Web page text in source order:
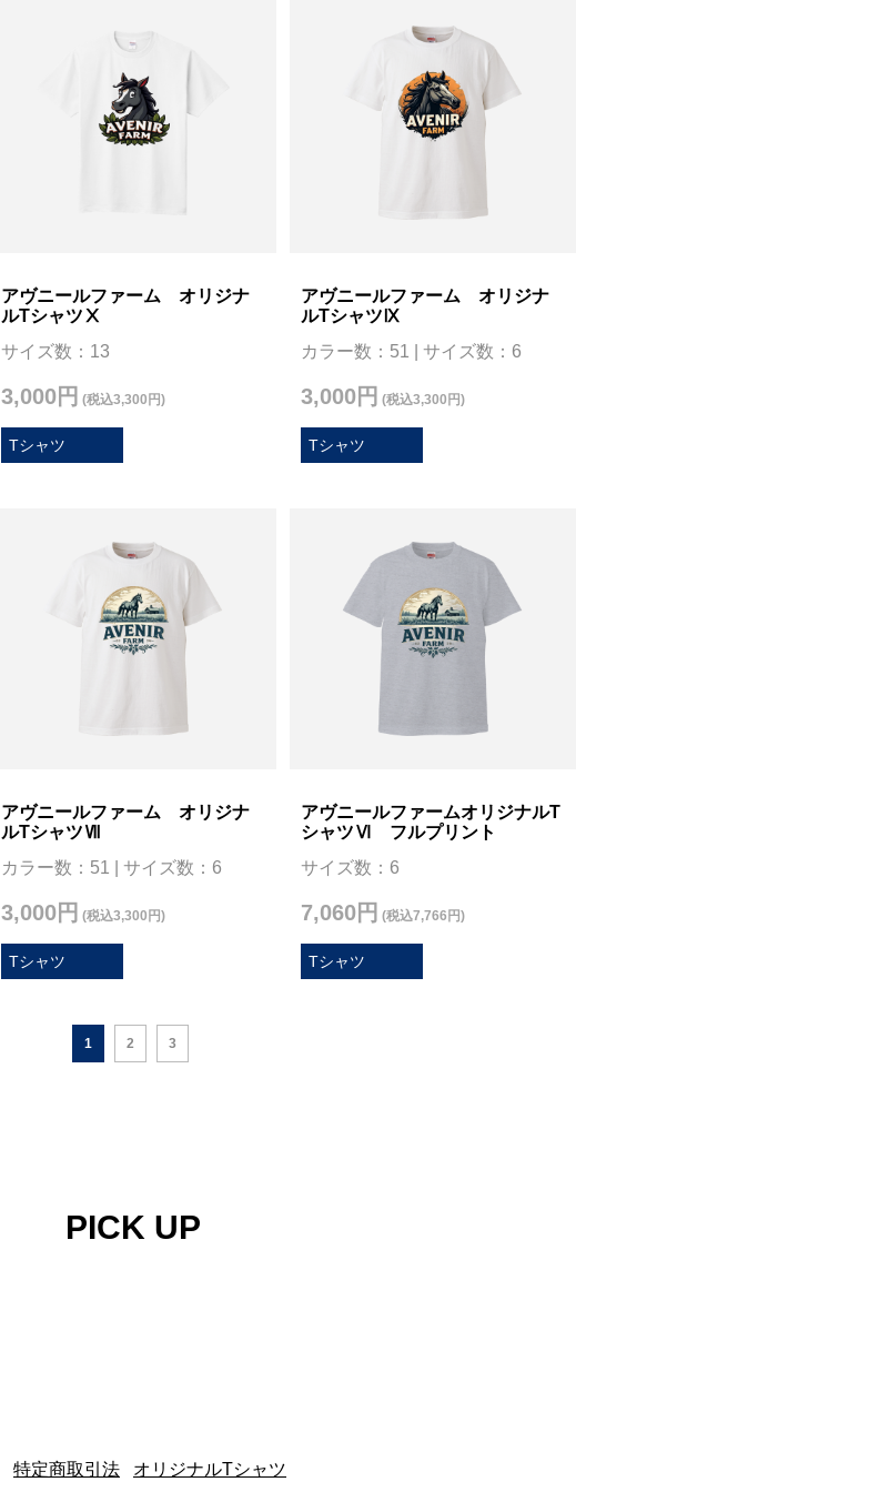
アヴニールファーム オリジナ
ルTシャツⅩ
サイズ数：13
Tシャツ
3,000円 (税込3,300円)
アヴニールファーム オリジナ
ルTシャツⅨ
カラー数：51 | サイズ数：6
Tシャツ
3,000円 (税込3,300円)
アヴニールファーム オリジナ
ルTシャツⅦ
カラー数：51 | サイズ数：6
Tシャツ
3,000円 (税込3,300円)
アヴニールファームオリジナルT
シャツⅥ フルプリント
サイズ数：6
Tシャツ
7,060円 (税込7,766円)
1 2 3
PICK UP
特定商取引法 オリジナルTシャツ